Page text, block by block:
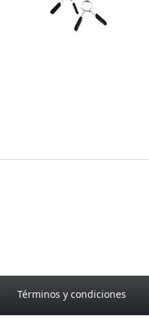
Términos y condiciones